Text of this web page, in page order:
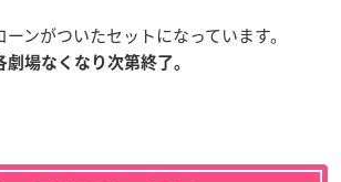
ンがついたセットになっています。
場なくなり次第終了。